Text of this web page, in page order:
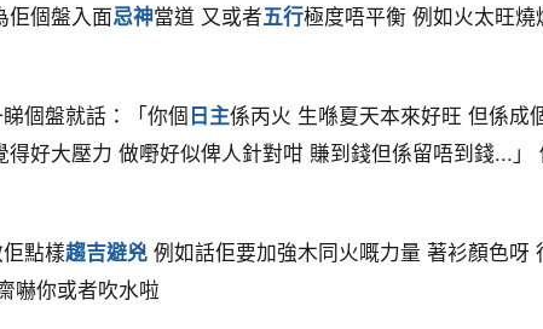
佢個盤入面忌神當道 又或者五行極度唔平衡 例如火太旺燒
個盤就話：「你個日主係丙火 生喺夏天本來好旺 但係成
好大壓力 做嘢好似俾人針對咁 賺到錢但係留唔到錢...」
點樣趨吉避兇 例如話佢要加強木同火嘅力量 著衫顏色呀
嚇你或者吹水啦